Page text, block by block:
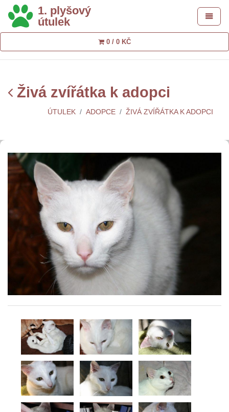
1. plyšový
útulek
Toggle
0 / 0 KČ
Živá zvířátka k adopci
ÚTULEK ADOPCE ŽIVÁ ZVÍŘÁTKA K ADOPCI